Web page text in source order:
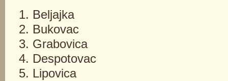
1. Beljajka
2. Bukovac
3. Grabovica
4. Despotovac
5. Lipovica